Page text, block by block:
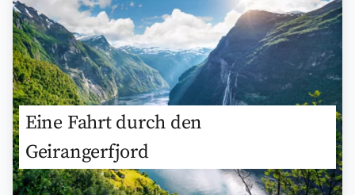
Eine Fahrt durch den
Geirangerfjord